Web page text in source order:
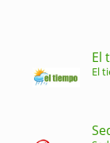
El
El